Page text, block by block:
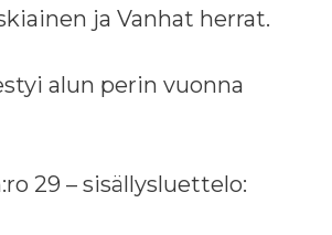
ja Vanhat herrat.
alun perin vuonna
29 – sisällysluettelo: